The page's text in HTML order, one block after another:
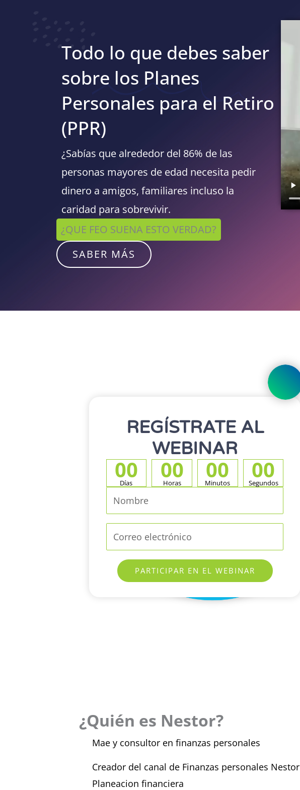
Todo lo que debes saber
sobre los Planes
Personales para el Retiro
(PPR)
¿Sabías que alrededor del 86% de las
personas mayores de edad necesita pedir
dinero a amigos, familiares incluso la
caridad para sobrevivir.
¿QUE FEO SUENA ESTO VERDAD?
SABER MÁS
REGÍSTRATE AL
WEBINAR
00
Días 00
Horas 00
Minutos 00
Segundos
Nombre
PARTICIPAR EN EL WEBINAR
¿Quién es Nestor?
Mae y consultor en finanzas personales
Creador del canal de Finanzas personales Nestor
Planeacion financiera